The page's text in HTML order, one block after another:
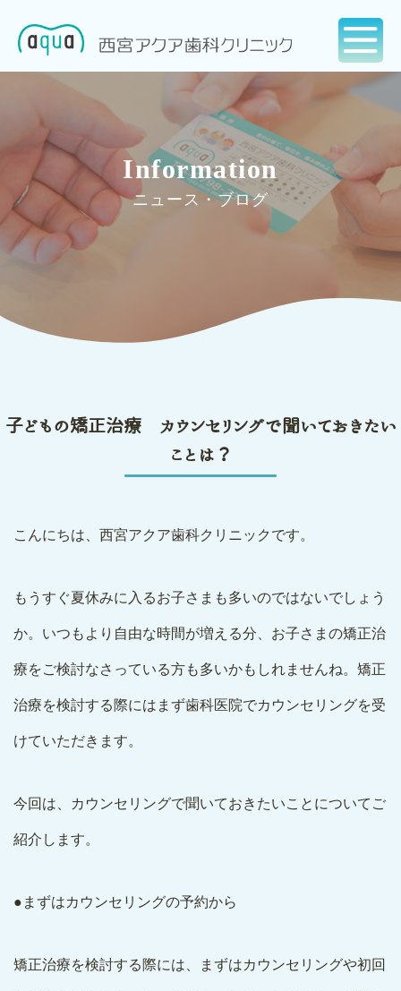
Information
ニュース・ブログ
子どもの矯正治療 カウンセリングで聞いておきたい
ことは？
こんにちは、西宮アクア歯科クリニックです。
もうすぐ夏休みに入るお子さまも多いのではないでしょう
か。いつもより自由な時間が増える分、お子さまの矯正治
療をご検討なさっている方も多いかもしれませんね。矯正
治療を検討する際にはまず歯科医院でカウンセリングを受
けていただきます。
今回は、カウンセリングで聞いておきたいことについてご
紹介します。
●まずはカウンセリングの予約から
矯正治療を検討する際には、まずはカウンセリングや初回